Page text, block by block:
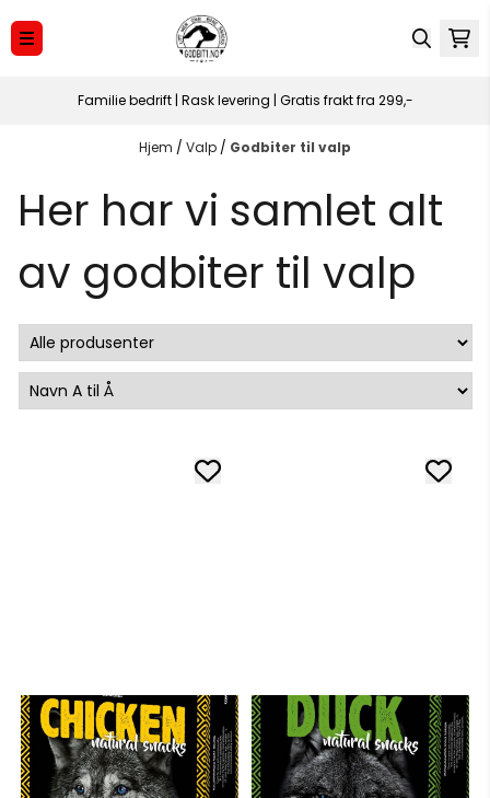
Hopp til innhold
Familie bedrift | Rask levering | Gratis frakt fra 299,-
Hjem / Valp / Godbiter til valp
Her har vi samlet alt
av godbiter til valp